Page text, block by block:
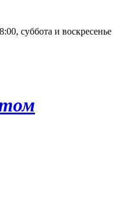
суббота и воскресенье